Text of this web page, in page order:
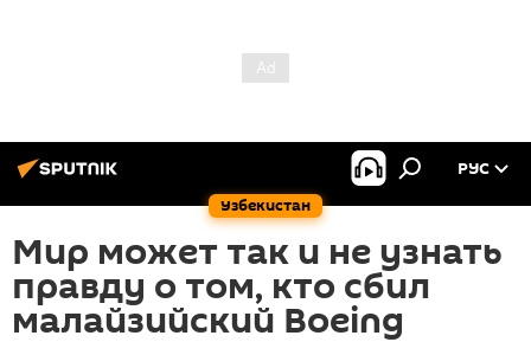
Узбекистан
РУС
Мир может так и не узнать
правду о том, кто сбил
малайзийский Boeing